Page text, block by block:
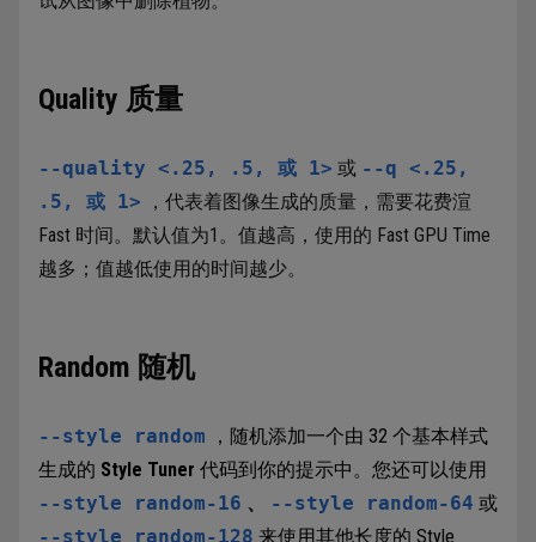
Quality 质量
--quality <.25, .5, 或 1> 或 --q <.25,
.5, 或 1> ，代表着图像生成的质量，需要花费渲
Fast 时间。默认值为1。值越高，使用的 Fast GPU Time
越多；值越低使用的时间越少。
Random 随机
--style random
，随机添加一个由 32 个基本样式
生成的 Style Tuner 代码到你的提示中。您还可以使用
--style random-16 、 --style random-64 或
--style random-128 来使用其他长度的 Style